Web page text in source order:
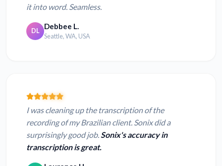
it into word. Seamless.
DL Debbee L.
Seattle, WA, USA
I was cleaning up the transcription of the
recording of my Brazilian client. Sonix did a
surprisingly good job.Sonix's accuracy in
transcription is great.